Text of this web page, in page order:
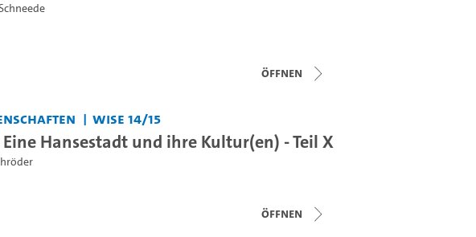
Öffnen
WiSe 14/15
Hansestadt und ihre Kultur(en) - Teil X
Öffnen